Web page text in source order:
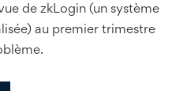
de zkLogin (un système
au premier trimestre